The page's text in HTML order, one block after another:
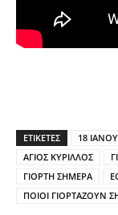
ΕΤΙΚΕΤΕΣ 18
ΑΓΙΟΣ ΚΥΡΙΛΛΟΣ
ΓΙΟΡΤΗ ΣΗΜΕΡΑ
ΠΟΙΟΙ ΓΙΟΡΤΑΖΟΥΝ